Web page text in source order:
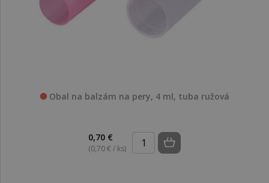
Obal na balzám na pery, 4 ml, tuba ružová
0,70 €
(0,70 € / ks)